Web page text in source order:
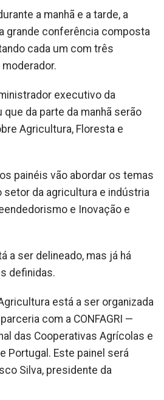
a manhã e a tarde, a
grande conferência composta
cada um com três
executivo da
que da parte da manhã serão
Agricultura, Floresta e
painéis vão abordar os temas
setor da agricultura e indústria
e Inovação e
a ser delineado, mas já há
definidas.
está a ser organizada
com a CONFAGRI —
das Cooperativas Agrícolas e
Portugal. Este painel será
Silva, presidente da